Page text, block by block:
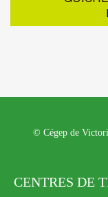
© Cégep de
CENTRES DE